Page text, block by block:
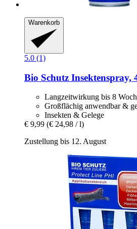
Warenkorb
5.0 (1)
Bio Schutz Insektenspray,
Langzeitwirkung bis 8
Großflächig anwendbar &
Insekten & Gelege
€ 9,99 (€ 24,98 / l)
Zustellung bis 12. August